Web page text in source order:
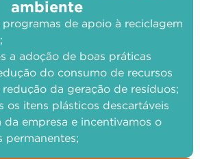
ambiente
de apoio à reciclagem
a adoção de boas práticas
do consumo de recursos
redução da geração de resíduos;
os itens plásticos descartáveis
da empresa e incentivamos o
permanentes;